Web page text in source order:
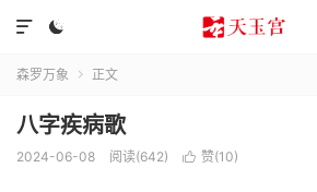


森罗万象  正文
八字疾病歌
2024-06-08 阅读(642)  赞(10)